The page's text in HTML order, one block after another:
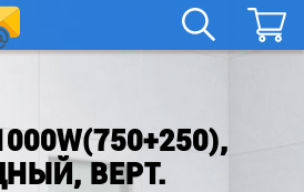
boylera@yandex.ru
Заказать
ВЕРТ.